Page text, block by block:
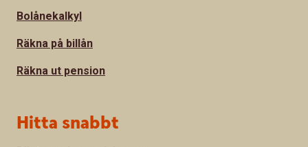
Bolånekalkyl
Räkna på billån
Räkna ut pension
Hitta snabbt